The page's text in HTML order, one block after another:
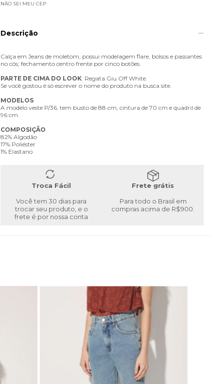
NÃO SEI MEU CEP
Descrição
Calça em Jeans de moletom, possui modelagem flare, bolsos e passantes
no cós; fechamento centro frente por cinco botões.
PARTE DE CIMA DO LOOK: Regata Giu Off White.
Se você gostou é só escrever o nome do produto na busca site.
MODELOS
A modelo veste P/36, tem busto de 88 cm, cintura de 70 cm e quadril de
96 cm.
COMPOSIÇÃO
82% Algodão
17% Poliéster
1% Elastano
Troca Fácil
Você tem 30 dias para
trocar seu produto, e o
frete é por nossa conta
Frete grátis
Para todo o Brasil em
compras acima de R$900.